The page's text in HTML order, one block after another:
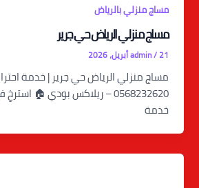
مساج منزلي بالرياض
مساج منزلي الرياض حي جرير
admin/21 أبريل، 2026
مساج منزلي الرياض حي جرير | خدمة
0568232620 – ريلاكس بودي 🏠
خدمة